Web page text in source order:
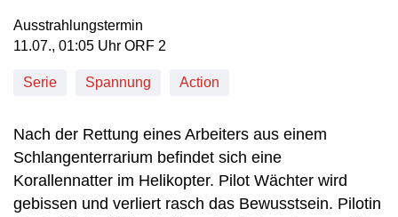
Ausstrahlungstermin
11. Juli, 01:05 Uhr in ORF 2
11.07., 01:05 Uhr ORF 2
Serie Spannung Action
Nach der Rettung eines Arbeiters aus einem
Schlangenterrarium befindet sich eine
Korallennatter im Helikopter. Pilot Wächter wird
gebissen und verliert rasch das Bewusstsein. Pilotin